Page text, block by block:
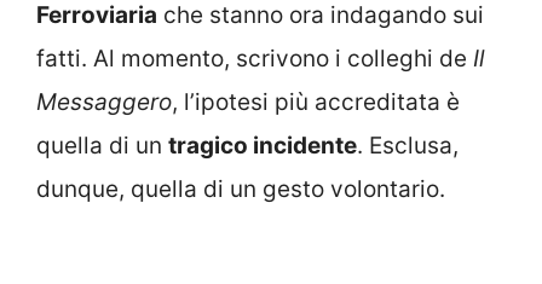
Ferroviaria che stanno ora indagando sui
fatti. Al momento, scrivono i colleghi de Il
Messaggero, l’ipotesi più accreditata è
quella di un tragico incidente. Esclusa,
dunque, quella di un gesto volontario.